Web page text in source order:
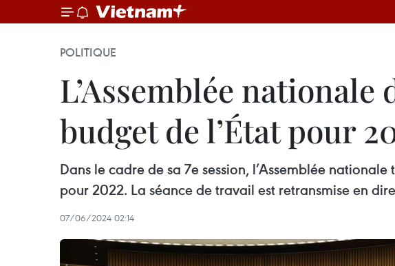
POLITIQUE
L’Assemblée
budget de l’État pour
Dans le cadre de sa 7e session, l’Assemblée
pour 2022. La séance de travail est retransmise en
07/06/2024 02:14